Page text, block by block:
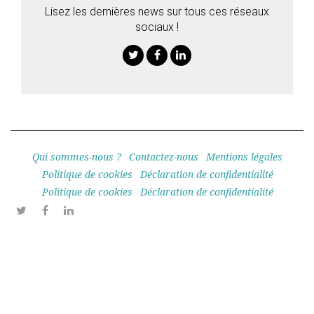
Lisez les dernières news sur tous ces réseaux
sociaux !
Qui sommes-nous ? Contactez-nous
Mentions légales
Politique de cookies
Déclaration de confidentialité
Politique de cookies
Déclaration de confidentialité